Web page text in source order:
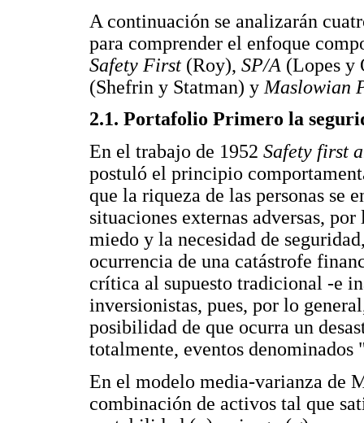
A continuación se analizarán
para comprender el enfoque
Safety First (Roy), SP/A (Lopes y
(Shefrin y Statman) y Maslowian
2.1. Portafolio Primero la
En el trabajo de 1952 Safety first
postuló el principio
que la riqueza de las personas se
situaciones externas adversas,
miedo y la necesidad de
ocurrencia de una catástrofe
crítica al supuesto tradicional -e
inversionistas, pues, por lo
posibilidad de que ocurra un
totalmente, eventos
En el modelo media-varianza de
combinación de activos tal que